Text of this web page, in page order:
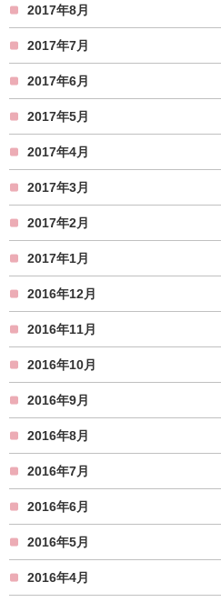
2017年8月
2017年7月
2017年6月
2017年5月
2017年4月
2017年3月
2017年2月
2017年1月
2016年12月
2016年11月
2016年10月
2016年9月
2016年8月
2016年7月
2016年6月
2016年5月
2016年4月